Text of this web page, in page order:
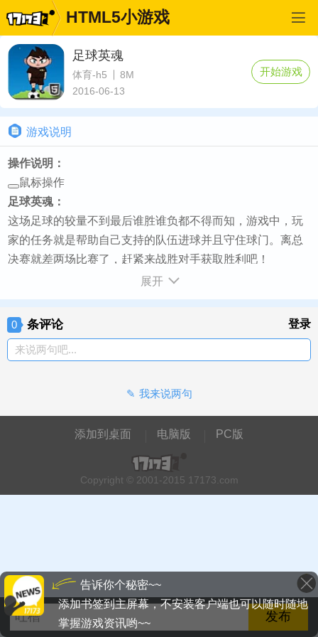
HTML5小游戏
足球英魂
体育-h5
8M
2016-06-13
开始游戏
游戏说明
操作说明：
鼠标操作
足球英魂：
这场足球的较量不到最后谁胜谁负都不得而知，游戏中，玩
家的任务就是帮助自己支持的队伍进球并且守住球门。离总
决赛就差两场比赛了，赶紧来战胜对手获取胜利吧！
game - 选择你要支持的队伍 - 最后点击PLAY即可开始游戏
展开
0 条评论 登录
来说两句吧...
我来说两句
添加到桌面 电脑版 PC版
Copyright © 2001-2015 17173.com
告诉你个秘密~~
添加书签到主屏幕，不安装客户端也可以随时随地
掌握游戏资讯哟~~